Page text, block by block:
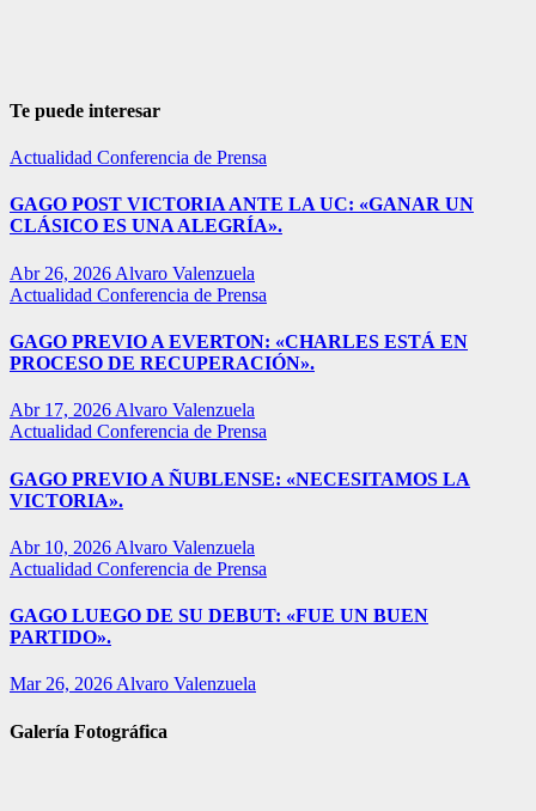
Te puede interesar
Actualidad Conferencia de Prensa
GAGO POST VICTORIA ANTE LA UC: «GANAR UN
CLÁSICO ES UNA ALEGRÍA».
Abr 26, 2026 Alvaro Valenzuela
Actualidad Conferencia de Prensa
GAGO PREVIO A EVERTON: «CHARLES ESTÁ EN
PROCESO DE RECUPERACIÓN».
Abr 17, 2026 Alvaro Valenzuela
Actualidad Conferencia de Prensa
GAGO PREVIO A ÑUBLENSE: «NECESITAMOS LA
VICTORIA».
Abr 10, 2026 Alvaro Valenzuela
Actualidad Conferencia de Prensa
GAGO LUEGO DE SU DEBUT: «FUE UN BUEN
PARTIDO».
Mar 26, 2026 Alvaro Valenzuela
Galería Fotográfica